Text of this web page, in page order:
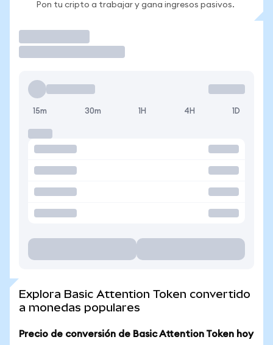
Pon tu cripto a trabajar y gana ingresos pasivos.
15m 30m 1H 4H 1D
Explora Basic Attention Token convertido
a monedas populares
Precio de conversión de Basic Attention Token hoy